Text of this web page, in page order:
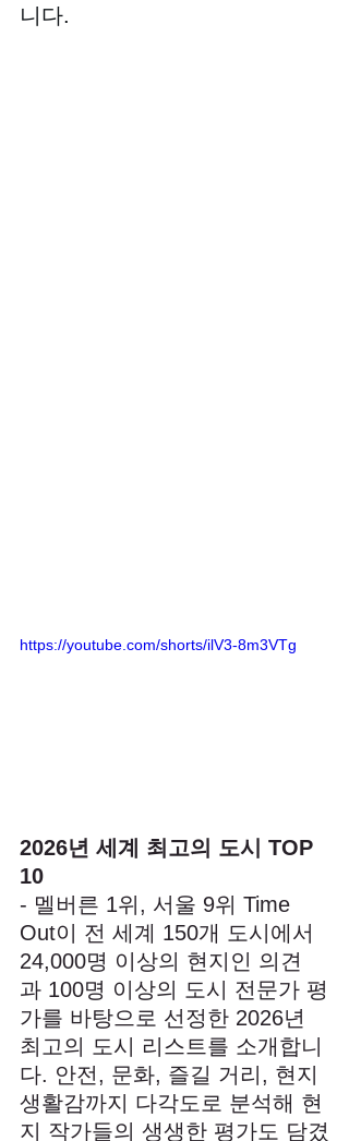
니다.
https://youtube.com/shorts/ilV3-8m3VTg
2026년 세계 최고의 도시 TOP
10
- 멜버른 1위, 서울 9위 Time
Out이 전 세계 150개 도시에서
24,000명 이상의 현지인 의견
과 100명 이상의 도시 전문가 평
가를 바탕으로 선정한 2026년
최고의 도시 리스트를 소개합니
다. 안전, 문화, 즐길 거리, 현지
생활감까지 다각도로 분석해 현
지 작가들의 생생한 평가도 담겼